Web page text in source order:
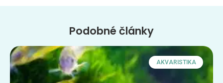
Podobné články
AKVARISTIKA